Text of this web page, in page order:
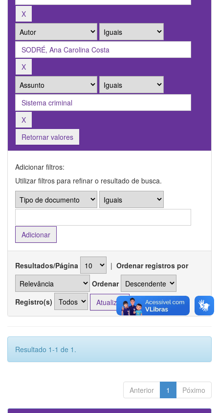
Retornar valores
Adicionar filtros:
Utilizar filtros para refinar o resultado de busca.
Resultados/Página | Ordenar registros por
Ordenar
Registro(s)
Resultado 1-1 de 1.
Anterior 1 Póximo